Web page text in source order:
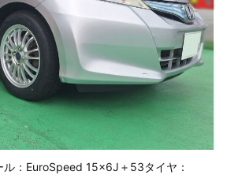
：EuroSpeed 15×6J＋53タイヤ：